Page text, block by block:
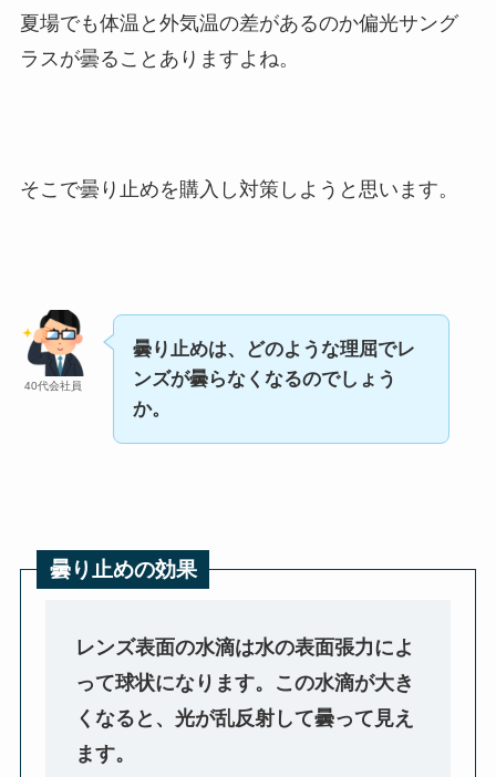
夏場でも体温と外気温の差があるのか偏光サング
ラスが曇ることありますよね。
そこで曇り止めを購入し対策しようと思います。
40代会社員
曇り止めは、どのような理屈でレ
ンズが曇らなくなるのでしょう
か。
曇り止めの効果
レンズ表面の水滴は水の表面張力によ
って球状になります。この水滴が大き
くなると、光が乱反射して曇って見え
ます。